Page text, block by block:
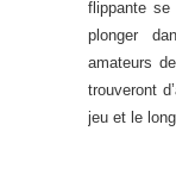
flippante se
plonger
amateurs
trouveront
jeu et le